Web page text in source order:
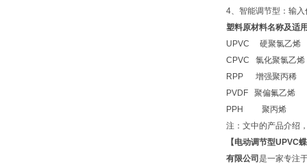
4、智能调节型：输
塑料原材料名称及适
UPVC 硬聚氯乙
CPVC 氯化聚氯乙
RPP 增强聚丙稀
PVDF 聚偏氟乙烯
PPH 聚丙烯 温
注：文中的产品介绍
【电动调节型UPVC
有限公司 是一家专注